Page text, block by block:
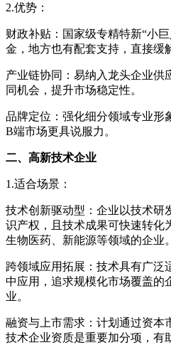
2.优势：
财政补贴：国家级专精特新“小
金，地方也有配套支持，直接缓
产业链协同：易纳入龙头企业供
同机会，提升市场稳定性。
品牌定位：强化细分领域专业形
B端市场更具说服力。
二、高新技术企业
1.适合场景：
技术创新驱动型：企业以技术研
识产权，且技术成果可快速转化
生物医药、新能源等领域的企业。
跨领域应用拓展：技术具有广泛
中应用，追求规模化市场覆盖的
业。
融资与上市需求：计划通过资本
技术企业资质是重要加分项，有